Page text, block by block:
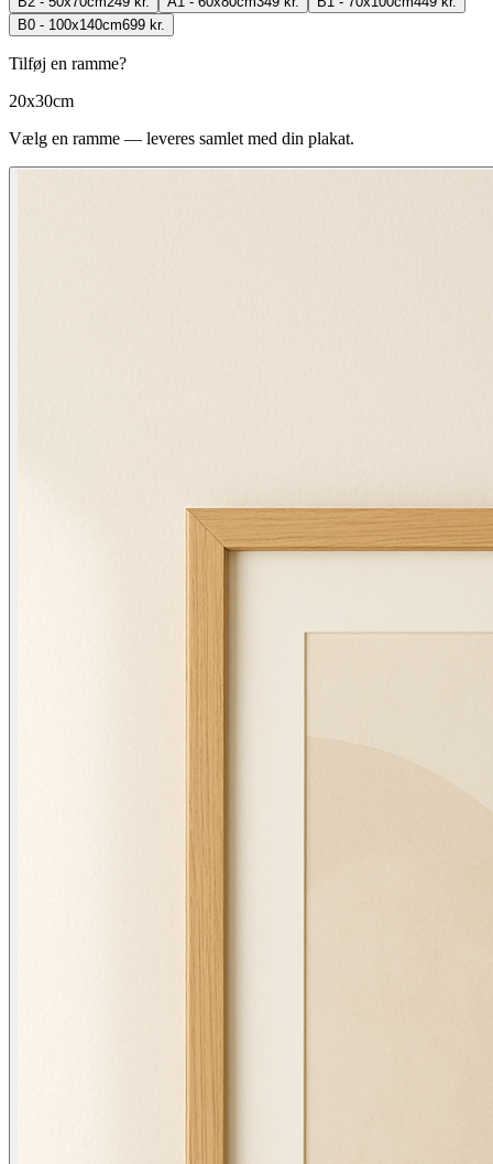
B0 - 100x140cm699 kr.
Tilføj en ramme?
20x30cm
Vælg en ramme — leveres samlet med din plakat.